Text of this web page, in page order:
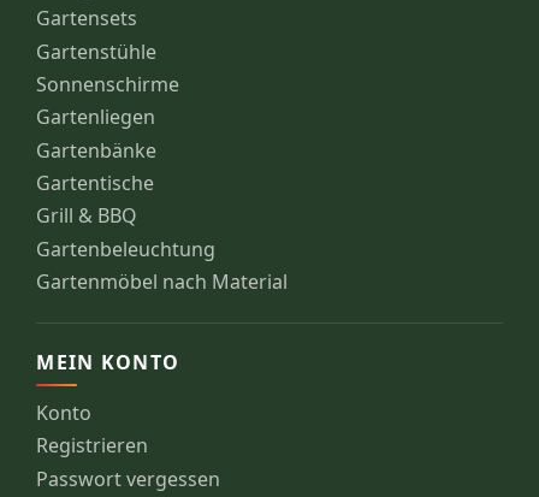
Gartensets
Gartenstühle
Sonnenschirme
Gartenliegen
Gartenbänke
Gartentische
Grill & BBQ
Gartenbeleuchtung
Gartenmöbel nach Material
MEIN KONTO
Konto
Registrieren
Passwort vergessen